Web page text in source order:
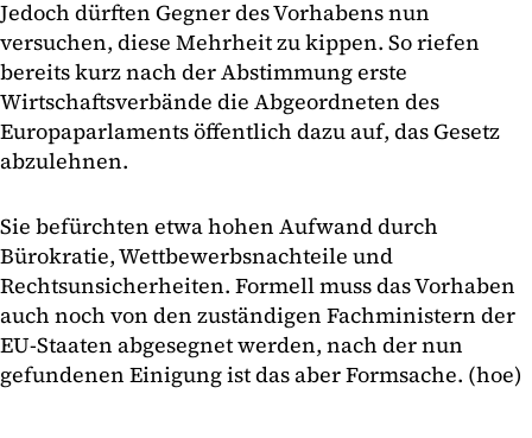
Jedoch dürften Gegner des Vorhabens nun
versuchen, diese Mehrheit zu kippen. So riefen
bereits kurz nach der Abstimmung erste
Wirtschaftsverbände die Abgeordneten des
Europaparlaments öffentlich dazu auf, das Gesetz
abzulehnen.
Sie befürchten etwa hohen Aufwand durch
Bürokratie, Wettbewerbsnachteile und
Rechtsunsicherheiten. Formell muss das Vorhaben
auch noch von den zuständigen Fachministern der
EU-Staaten abgesegnet werden, nach der nun
gefundenen Einigung ist das aber Formsache. (hoe)